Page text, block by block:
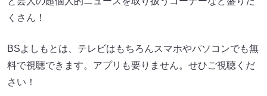
くさん！
BSよしもとは、テレビはもちろんスマホやパソコンでも無
料で視聴できます。アプリも要りません。せひご視聴くだ
さい！